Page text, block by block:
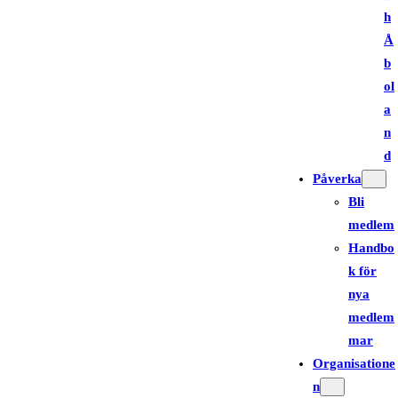
h
Å
b
ol
a
n
d
Påverka
Bli
medlem
Handbo
k för
nya
medlem
mar
Organisatione
n